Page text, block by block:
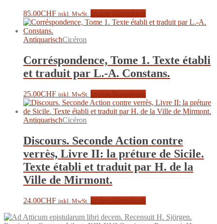
85.00CHF inkl. MwSt.
AntiquarischCicéron
Corréspondence, Tome 1. Texte établi
et traduit par L.-A. Constans.
25.00CHF inkl. MwSt.
AntiquarischCicéron
Discours. Seconde Action contre
verrès, Livre II: la préture de Sicile.
Texte établi et traduit par H. de la
Ville de Mirmont.
24.00CHF inkl. MwSt.